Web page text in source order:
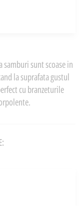
sunt scoase in
la suprafata gustul
cu branzeturile